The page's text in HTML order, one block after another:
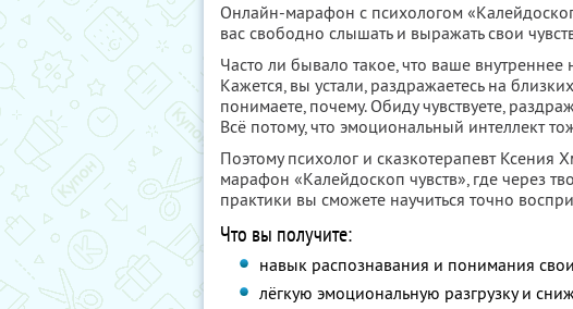
Онлайн-марафон с психологом
вас свободно слышать и выражать свои
Часто ли бывало такое, что ваше
Кажется, вы устали, раздражаетесь на
понимаете, почему. Обиду чувствуете,
Всё потому, что эмоциональный интеллект
Поэтому психолог и сказкотерапевт Ксения
марафон «Калейдоскоп чувств», где через
практики вы сможете научиться точно
Что вы получите:
навык распознавания и понимания
лёгкую эмоциональную разгрузку и